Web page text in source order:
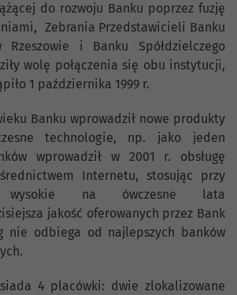
do rozwoju Banku poprzez fuzję
Zebrania Przedstawicieli Banku
Rzeszowie i Banku Spółdzielczego
wolę połączenia się obu instytucji,
1 października 1999 r.
Banku wprowadził nowe produkty
technologie, np. jako jeden
wprowadził w 2001 r. obsługę
Internetu, stosując przy
na ówczesne lata
jakość oferowanych przez Bank
nie odbiega od najlepszych banków
4 placówki: dwie zlokalizowane